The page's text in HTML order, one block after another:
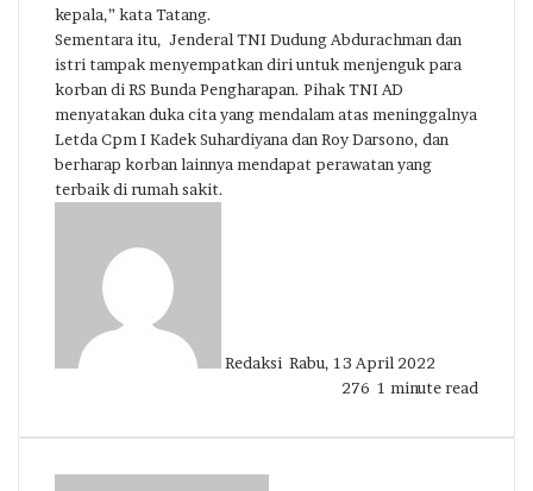
kepala,” kata Tatang.
Sementara itu, Jenderal TNI Dudung Abdurachman dan
istri tampak menyempatkan diri untuk menjenguk para
korban di RS Bunda Pengharapan. Pihak TNI AD
menyatakan duka cita yang mendalam atas meninggalnya
Letda Cpm I Kadek Suhardiyana dan Roy Darsono, dan
berharap korban lainnya mendapat perawatan yang
terbaik di rumah sakit.
Redaksi Rabu, 13 April 2022
276 1 minute read